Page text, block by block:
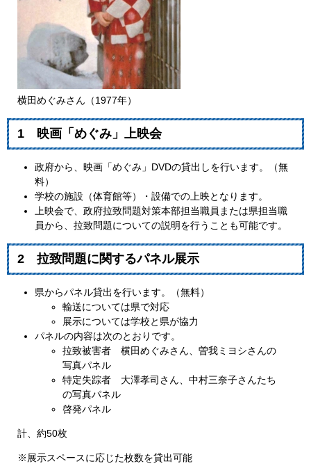
横田めぐみさん（1977年）
1 映画「めぐみ」上映会
政府から、映画「めぐみ」DVDの貸出しを行います。（無
料）
学校の施設（体育館等）・設備での上映となります。
上映会で、政府拉致問題対策本部担当職員または県担当職
員から、拉致問題についての説明を行うことも可能です。
2 拉致問題に関するパネル展示
県からパネル貸出を行います。（無料）
輸送については県で対応
展示については学校と県が協力
パネルの内容は次のとおりです。
拉致被害者 横田めぐみさん、曽我ミヨシさんの
写真パネル
特定失踪者 大澤孝司さん、中村三奈子さんたち
の写真パネル
啓発パネル
計、約50枚
※展示スペースに応じた枚数を貸出可能